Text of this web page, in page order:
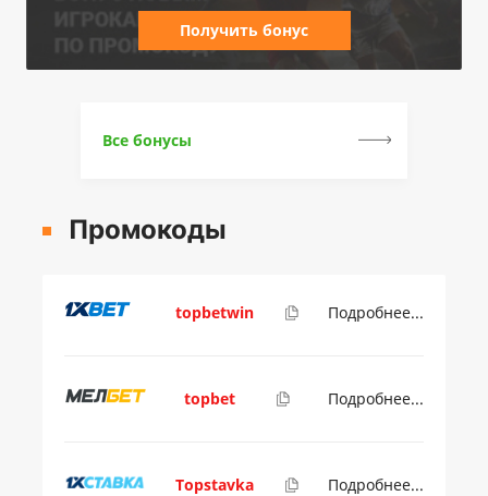
Получить бонус
Все бонусы
Промокоды
topbetwin Подробнее...
topbet Подробнее...
Topstavka Подробнее...